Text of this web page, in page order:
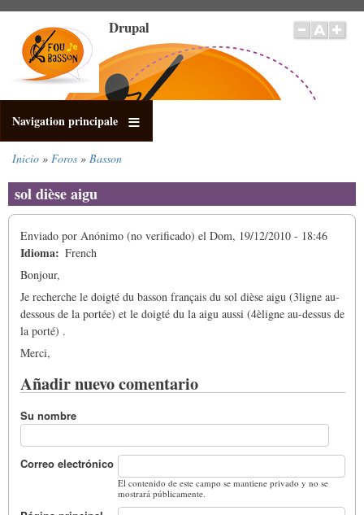
contenido
principal
Drupal
Navigation principale
enlaces
de
a
la
navegación
Inicio Foros Basson
sol dièse aigu
Enviado por Anónimo (no verificado) el Dom, 19/12/2010 - 18:46
Idioma
French
Bonjour,
Je recherche le doigté du basson français du sol dièse aigu (3ligne au-
dessous de la portée) et le doigté du la aigu aussi (4èligne au-dessus de
la porté) .
Merci,
Añadir nuevo comentario
Su nombre
Correo electrónico
El contenido de este campo se mantiene privado y no se
mostrará públicamente.